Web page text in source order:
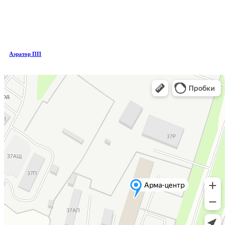
Аэратор ПП